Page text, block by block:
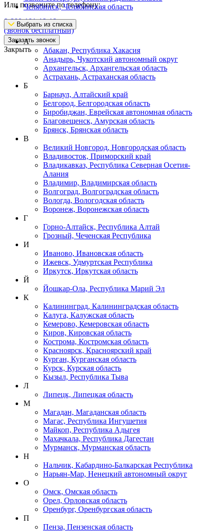
Или позвоните по телефону:
8-800-101-19-19
(звонок бесплатный)
Заказать звонок
Закрыть
Челябинск, Челябинская область
Выбрать из списка
А
Абакан, Республика Хакасия
Анадырь, Чукотский автономный округ
Архангельск, Архангельская область
Астрахань, Астраханская область
Б
Барнаул, Алтайский край
Белгород, Белгородская область
Биробиджан, Еврейская автономная область
Благовещенск, Амурская область
Брянск, Брянская область
В
Великий Новгород, Новгородская область
Владивосток, Приморский край
Владикавказ, Республика Северная Осетия-
Алания
Владимир, Владимирская область
Волгоград, Волгоградская область
Вологда, Вологодская область
Воронеж, Воронежская область
Г
Горно-Алтайск, Республика Алтай
Грозный, Чеченская Республика
И
Иваново, Ивановская область
Ижевск, Удмуртская Республика
Иркутск, Иркутская область
Й
Йошкар-Ола, Республика Марий Эл
К
Калининград, Калининградская область
Калуга, Калужская область
Кемерово, Кемеровская область
Киров, Кировская область
Кострома, Костромская область
Красноярск, Красноярский край
Курган, Курганская область
Курск, Курская область
Кызыл, Республика Тыва
Л
Липецк, Липецкая область
М
Магадан, Магаданская область
Магас, Республика Ингушетия
Майкоп, Республика Адыгея
Махачкала, Республика Дагестан
Мурманск, Мурманская область
Н
Нальчик, Кабардино-Балкарская Республика
Нарьян-Мар, Ненецкий автономный округ
О
Омск, Омская область
Орел, Орловская область
Оренбург, Оренбургская область
П
Пенза, Пензенская область